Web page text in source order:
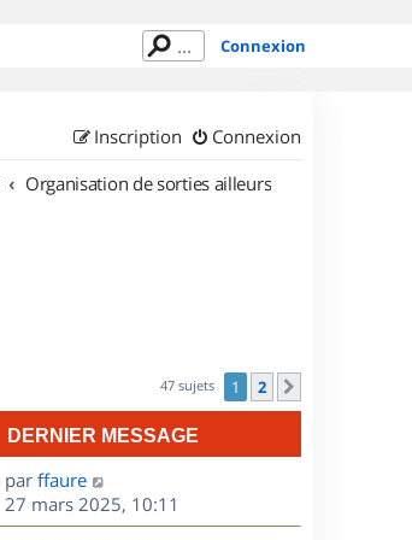
Connexion
Connexion
Inscription
Organisation de sorties ailleurs
47 sujets 1 2
DERNIER MESSAGE
D
e
r
par ffaure
27 mars 2025, 10:11